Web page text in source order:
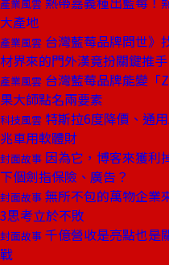
產業風雲
大產地
產業風雲 台灣藍莓品牌問世
材界來的門外漢竟扮關鍵推手
產業風雲 台灣藍莓品牌能變「
果大師點名兩要素
科技風雲 特斯拉6度降價、通
兆車用軟體財
封面故事 因為它，博客來獲利
下個劍指保險、廣告？
封面故事 無所不包的萬物企業
3思考立於不敗
封面故事 千億營收是亮點也是
戰